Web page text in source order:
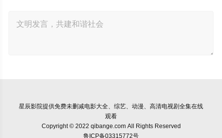
星辰影院提供免费未删减电影大全、综艺、动漫、高清电视剧全集在线
观看
Copyright © 2022 qibange.com All Rights Reserved
鲁ICP备03315772号